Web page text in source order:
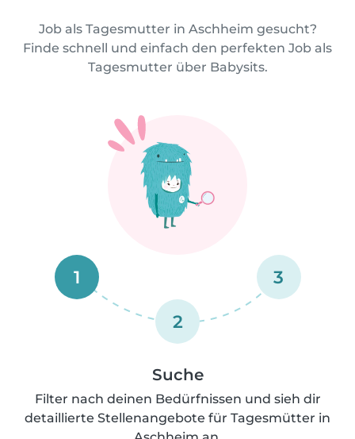
Job als Tagesmutter in Aschheim gesucht?
Finde schnell und einfach den perfekten Job als
Tagesmutter über Babysits.
1
2
3
Suche
Filter nach deinen Bedürfnissen und sieh dir
detaillierte Stellenangebote für Tagesmütter in